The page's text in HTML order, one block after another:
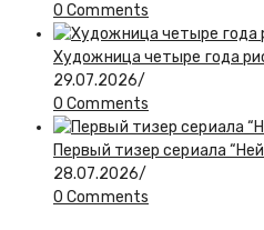
0 Comments
Художница четыре года
29.07.2026/
0 Comments
Первый тизер сериала
28.07.2026/
0 Comments